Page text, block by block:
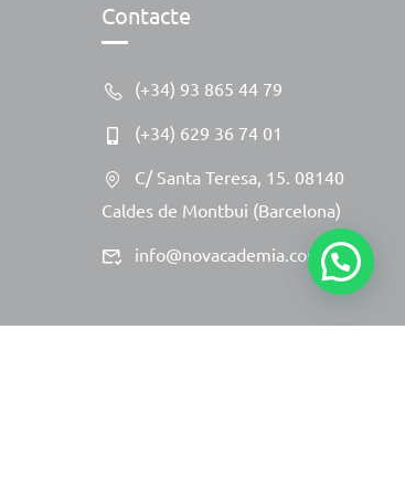
Contacte
(+34) 93 865 44 79
(+34) 629 36 74 01
C/ Santa Teresa, 15. 08140
Caldes de Montbui (Barcelona)
info@novacademia.com
1